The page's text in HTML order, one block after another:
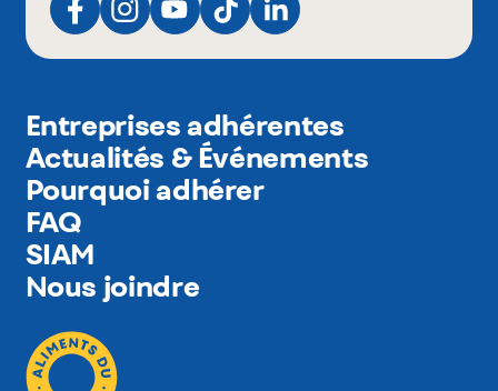
Entreprises adhérentes
Actualités & Événements
Pourquoi adhérer
FAQ
SIAM
Nous joindre